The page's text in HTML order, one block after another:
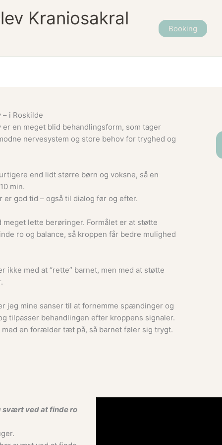
Kraniosakral
Booking
i Roskilde
er en meget blid behandlingsform, som tager
nervesystem og store behov for tryghed og
end lidt større børn og voksne, så en
min.
er god tid – også til dialog før og efter.
meget lette berøringer. Formålet er at støtte
ro og balance, så kroppen får bedre mulighed
ikke med at “rette” barnet, men med at støtte
jeg mine sanser til at fornemme spændinger og
tilpasser behandlingen efter kroppens signaler.
med en forælder tæt på, så barnet føler sig trygt.
svært ved at finde ro